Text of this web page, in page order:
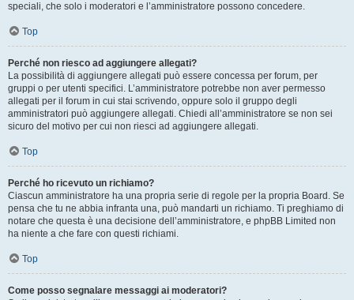
speciali, che solo i moderatori e l’amministratore possono concedere.
Top
Perché non riesco ad aggiungere allegati?
La possibilità di aggiungere allegati può essere concessa per forum, per
gruppi o per utenti specifici. L’amministratore potrebbe non aver permesso
allegati per il forum in cui stai scrivendo, oppure solo il gruppo degli
amministratori può aggiungere allegati. Chiedi all’amministratore se non sei
sicuro del motivo per cui non riesci ad aggiungere allegati.
Top
Perché ho ricevuto un richiamo?
Ciascun amministratore ha una propria serie di regole per la propria Board. Se
pensa che tu ne abbia infranta una, può mandarti un richiamo. Ti preghiamo di
notare che questa è una decisione dell’amministratore, e phpBB Limited non
ha niente a che fare con questi richiami.
Top
Come posso segnalare messaggi ai moderatori?